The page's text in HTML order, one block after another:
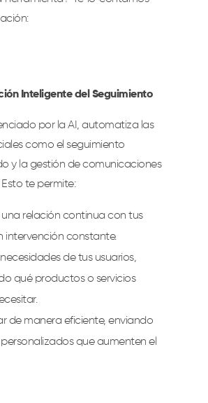
Inteligente del Seguimiento
por la AI, automatiza las
como el seguimiento
y la gestión de comunicaciones
te permite:
una relación continua con tus
intervención constante.
necesidades de tus usuarios,
qué productos o servicios
de manera eficiente, enviando
que aumenten el